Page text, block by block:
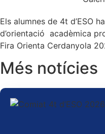
Els alumnes de 4t d’ESO
d’orientació acadèmica
Fira Orienta Cerdanyola
Més notícies